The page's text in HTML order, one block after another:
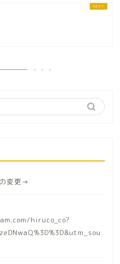
変更→
hiruco_co?